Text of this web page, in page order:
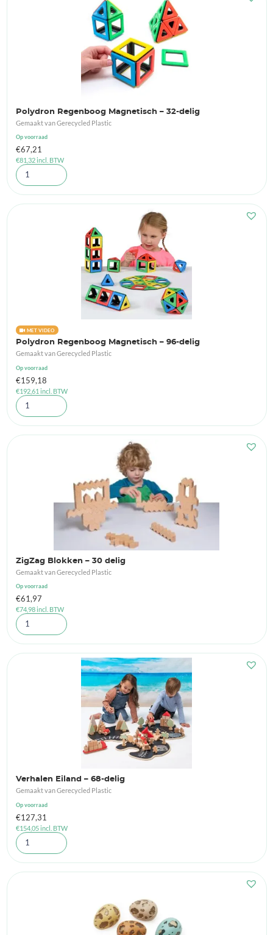
Polydron Regenboog Magnetisch – 32-delig
Gemaakt van Gerecycled Plastic
Op voorraad
€67,21
€81,32incl. BTW
MET VIDEO
Polydron Regenboog Magnetisch – 96-delig
Gemaakt van Gerecycled Plastic
Op voorraad
€159,18
€192,61 incl. BTW
ZigZag Blokken – 30 delig
Gemaakt van Gerecycled Plastic
Op voorraad
€61,97
€74,98incl. BTW
Verhalen Eiland – 68-delig
Gemaakt van Gerecycled Plastic
Op voorraad
€127,31
€154,05incl. BTW